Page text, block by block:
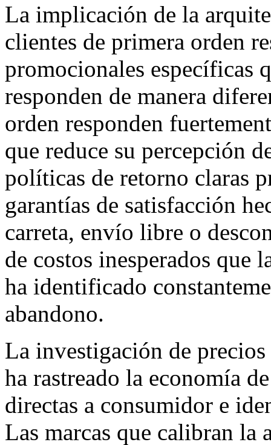
La implicación de la
clientes de primera orden
promocionales específicas
responden de manera
orden responden
que reduce su percepción
políticas de retorno claras
garantías de satisfacción
carreta, envío libre o
de costos inesperados
ha identificado
abandono.
La investigación de
ha rastreado la economía
directas a consumidor e
Las marcas que calibran